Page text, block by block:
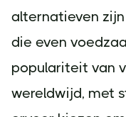
alternatieven
die even
populariteit van
wereldwijd, met